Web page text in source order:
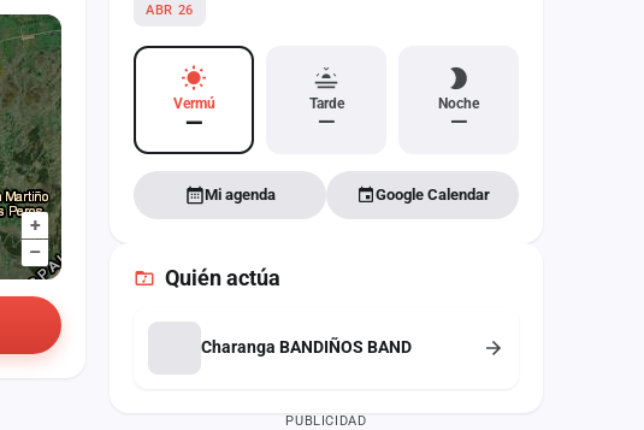
+
–
ABR 26
Vermú
—
Tarde
—
Noche
—
Mi agenda Google Calendar
Quién actúa
Charanga BANDIÑOS BAND
PUBLICIDAD